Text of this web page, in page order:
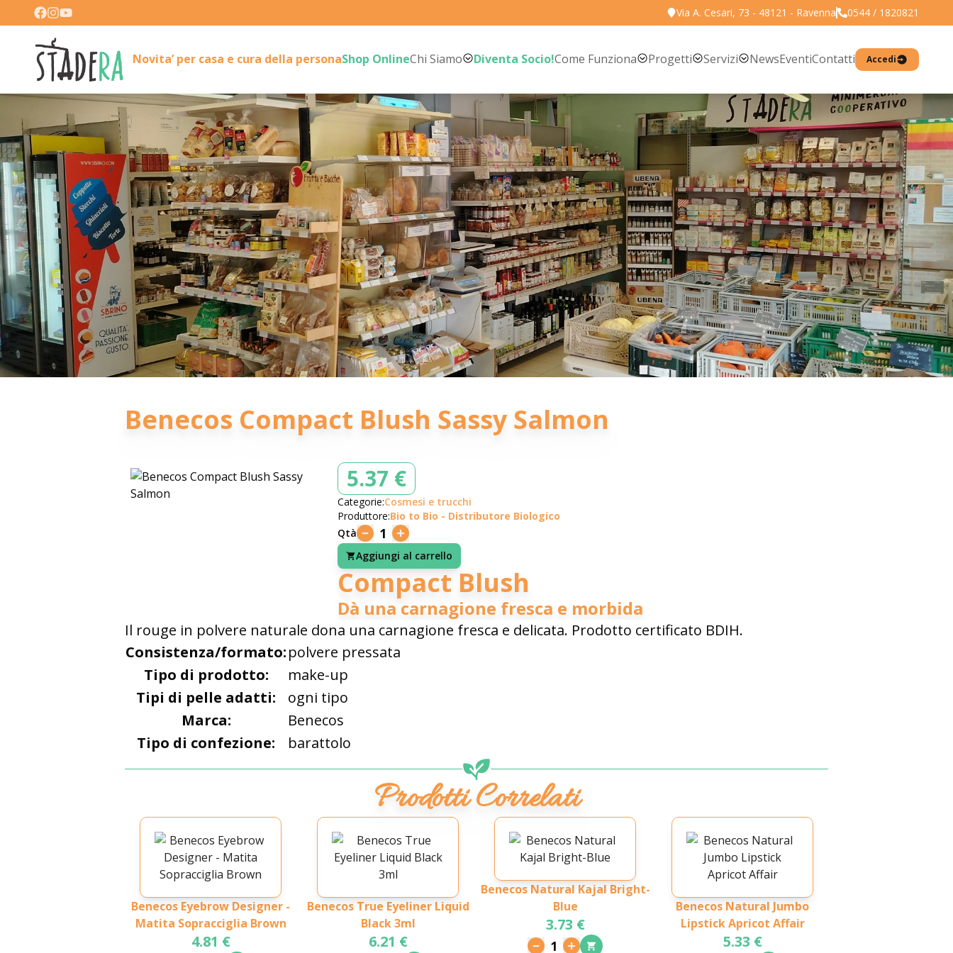
Via A. Cesari, 73 - 48121 - Ravenna 0544 / 1820821
Novita’ per casa e cura della personaShop OnlineChi Siamo Diventa Socio!Come Funziona Progetti Servizi NewsEventiContatti Accedi
Benecos Compact Blush Sassy Salmon
5.37 €
Categorie:Cosmesi e trucchi
Produttore:Bio to Bio - Distributore Biologico
Qtà
1
Aggiungi al carrello
Compact Blush
Dà una carnagione fresca e morbida
Il rouge in polvere naturale dona una carnagione fresca e delicata. Prodotto certificato BDIH.
Consistenza/formato:polvere pressata
Tipo di prodotto:
make-up
Tipi di pelle adatti:
ogni tipo
Marca:
Benecos
Tipo di confezione:
barattolo
Prodotti Correlati
Benecos Eyebrow Designer -
Matita Sopracciglia Brown
4.81 €
Benecos True Eyeliner Liquid
Black 3ml
6.21 €
Benecos Natural Kajal Bright-
Blue
3.73 €
1
Benecos Natural Jumbo
Lipstick Apricot Affair
5.33 €